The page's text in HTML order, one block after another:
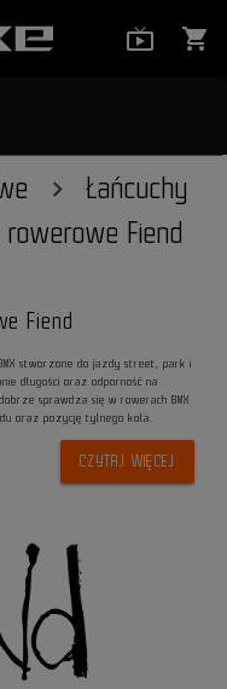
shopping_cart
Łańcuchy
Fiend
Fiend
stworzone do jazdy street, park i
długości oraz odporność na
sprawdza się w rowerach BMX
oraz pozycję tylnego koła.
CZYTAJ WIĘCEJ